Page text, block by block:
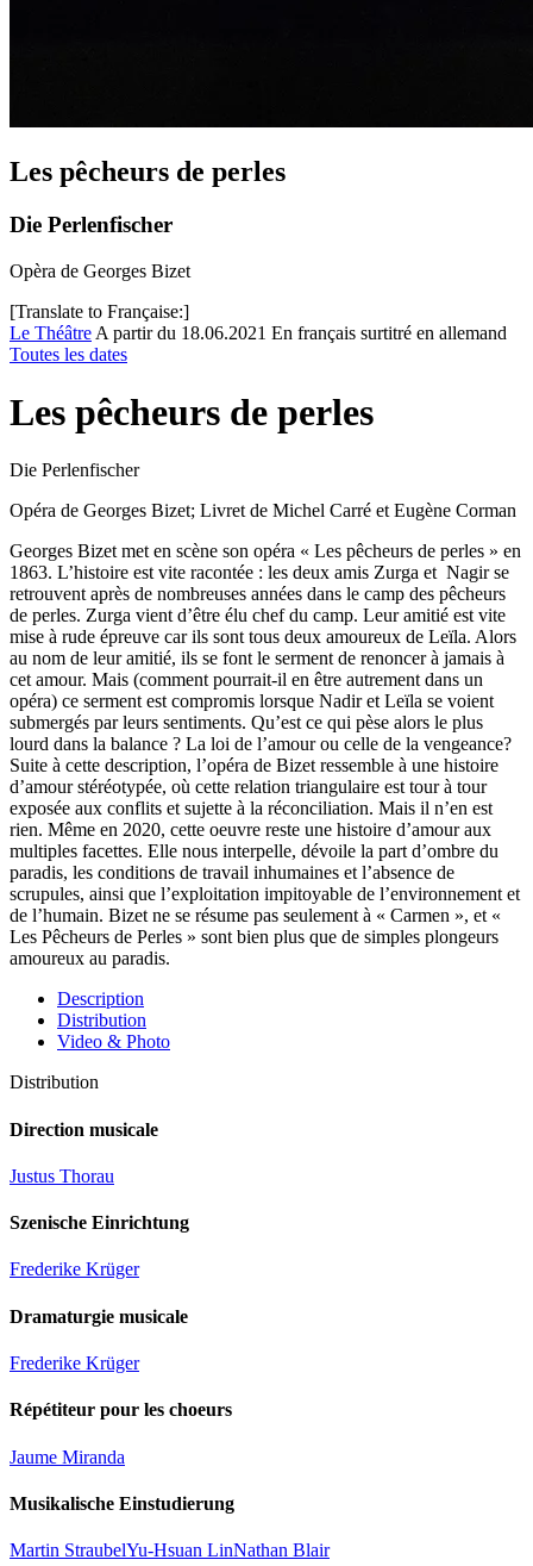
Les pêcheurs de perles
Die Perlenfischer
Opèra de Georges Bizet
[Translate to Française:]
Le Théâtre A partir du 18.06.2021 En français surtitré en allemand
Toutes les dates
Les pêcheurs de perles
Die Perlenfischer
Opéra de Georges Bizet; Livret de Michel Carré et Eugène Corman
Georges Bizet met en scène son opéra « Les pêcheurs de perles » en
1863. L’histoire est vite racontée : les deux amis Zurga et Nagir se
retrouvent après de nombreuses années dans le camp des pêcheurs
de perles. Zurga vient d’être élu chef du camp. Leur amitié est vite
mise à rude épreuve car ils sont tous deux amoureux de Leïla. Alors
au nom de leur amitié, ils se font le serment de renoncer à jamais à
cet amour. Mais (comment pourrait-il en être autrement dans un
opéra) ce serment est compromis lorsque Nadir et Leïla se voient
submergés par leurs sentiments. Qu’est ce qui pèse alors le plus
lourd dans la balance ? La loi de l’amour ou celle de la vengeance?
Suite à cette description, l’opéra de Bizet ressemble à une histoire
d’amour stéréotypée, où cette relation triangulaire est tour à tour
exposée aux conflits et sujette à la réconciliation. Mais il n’en est
rien. Même en 2020, cette oeuvre reste une histoire d’amour aux
multiples facettes. Elle nous interpelle, dévoile la part d’ombre du
paradis, les conditions de travail inhumaines et l’absence de
scrupules, ainsi que l’exploitation impitoyable de l’environnement et
de l’humain. Bizet ne se résume pas seulement à « Carmen », et «
Les Pêcheurs de Perles » sont bien plus que de simples plongeurs
amoureux au paradis.
Description
Distribution
Video & Photo
Distribution
Direction musicale
Justus Thorau
Szenische Einrichtung
Frederike Krüger
Dramaturgie musicale
Frederike Krüger
Répétiteur pour les choeurs
Jaume Miranda
Musikalische Einstudierung
Martin StraubelYu-Hsuan LinNathan Blair